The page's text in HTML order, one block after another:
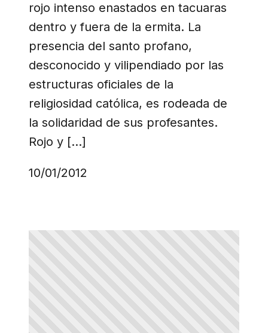
rojo intenso enastados en tacuaras
dentro y fuera de la ermita. La
presencia del santo profano,
desconocido y vilipendiado por las
estructuras oficiales de la
religiosidad católica, es rodeada de
la solidaridad de sus profesantes.
Rojo y […]
10/01/2012